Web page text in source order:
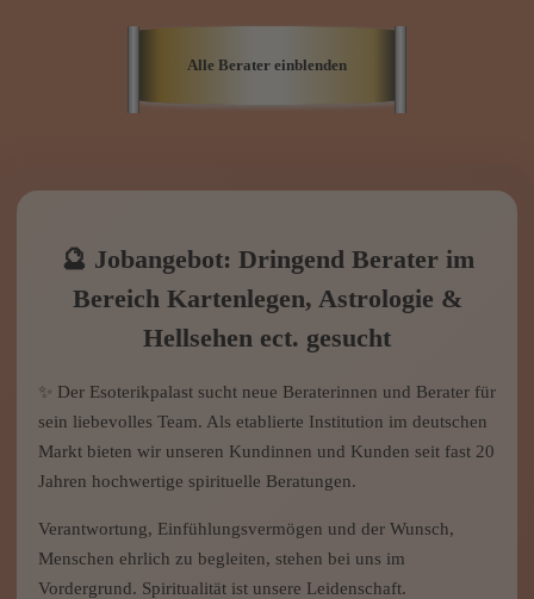
Markt bieten wir unseren Kundinnen und Kunden seit fast 20
Vordergrund. Spiritualität ist unsere Leidenschaft.
🧡 Wichtig für unsere Berater*innen: Wir bieten unseren
komplett freie Zeiteinteilung, keine Portalgebühren und eine
hohe Anruferfrequenz durch einen großen und zufriedenen
Kundenstamm und ein riesiges Werbepotpourie mit über 20
Websiten, Videotextwerbung ect. Wir haben Masse 🔥.
❓Was benötigen wir für eine Zusammenarbeit? 👉 Erst
einmal: Neuberater und erfahrene Profis sind ganz herzlich
willkommen. Ein Festnetzanschluss ist von Vorteil,
Mobiltelefonie ist ebenfalls möglich. Unsere Berater*innen